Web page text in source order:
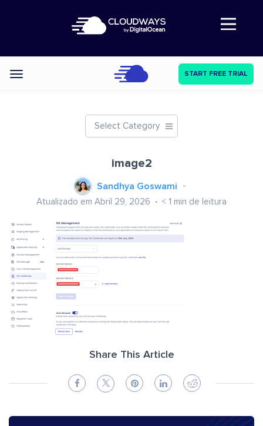
Abre a navegação
Categories START FREE TRIAL
Select Category
image2
Sandhya Goswami
Atualizado em Abril 29, 2026 < 1 min de leitura
Share This Article